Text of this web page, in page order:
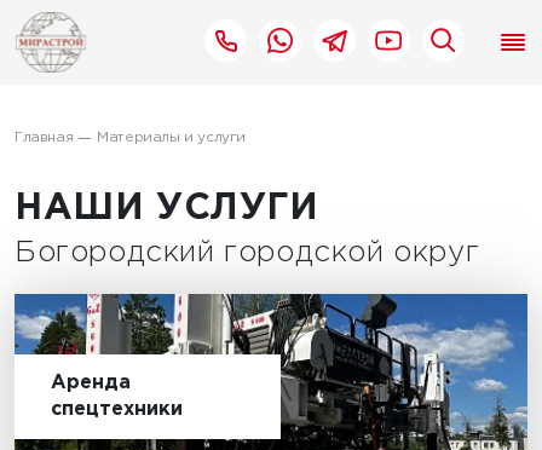
Главная Материалы и услуги
НАШИ УСЛУГИ
Богородский городской округ
Аренда
спецтехники